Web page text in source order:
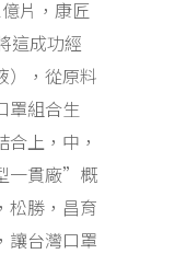
片，康匠
這成功經
），從原料
罩組合生
上，中，
一貫廠”概
松勝，昌育
讓台灣口罩